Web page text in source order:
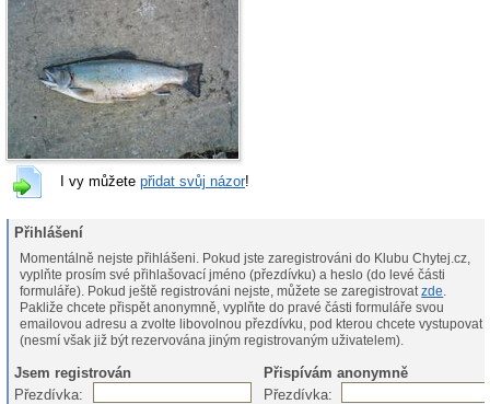
I vy můžete přidat svůj názor!
Přihlášení
Momentálně nejste přihlášeni. Pokud jste zaregistrováni do Klubu Chytej.cz,
vyplňte prosím své přihlašovací jméno (přezdívku) a heslo (do levé části
formuláře). Pokud ještě registrováni nejste, můžete se zaregistrovatzde.
Pakliže chcete přispět anonymně, vyplňte do pravé části formuláře svou
emailovou adresu a zvolte libovolnou přezdívku, pod kterou chcete vystupovat
(nesmí však již být rezervována jiným registrovaným uživatelem).
Jsem registrován
Přispívám anonymně
Přezdívka:
Přezdívka: